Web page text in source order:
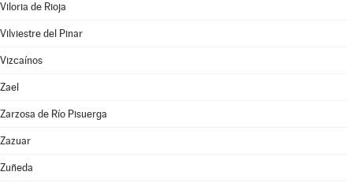
Viloria de Rioja
Vilviestre del Pinar
Vizcaínos
Zael
Zarzosa de Río Pisuerga
Zazuar
Zuñeda